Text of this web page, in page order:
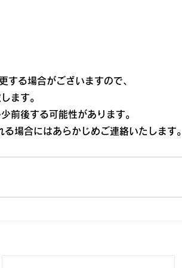
る場合がございますので、
ます。
前後する可能性があります。
場合にはあらかじめご連絡いたします。